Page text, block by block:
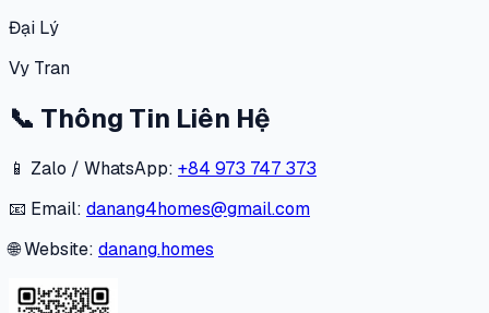
Đại Lý
Vy Tran
📞 Thông Tin Liên Hệ
📱 Zalo / WhatsApp: +84 973 747 373
📧 Email: danang4homes@gmail.com
🌐 Website: danang.homes